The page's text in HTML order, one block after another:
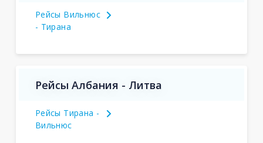
Рейсы Вильнюс
- Тирана
Рейсы Албания - Литва
Рейсы Тирана -
Вильнюс